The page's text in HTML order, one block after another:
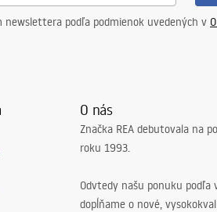
podľa podmienok uvedených v
O nás
Značka REA debutovala na
roku 1993.
Odvtedy našu ponuku podľa
dopĺňame o nové,